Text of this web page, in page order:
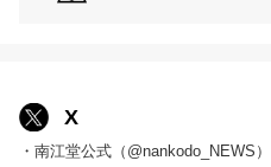
X
・南江堂公式（@nankodo_NEWS）